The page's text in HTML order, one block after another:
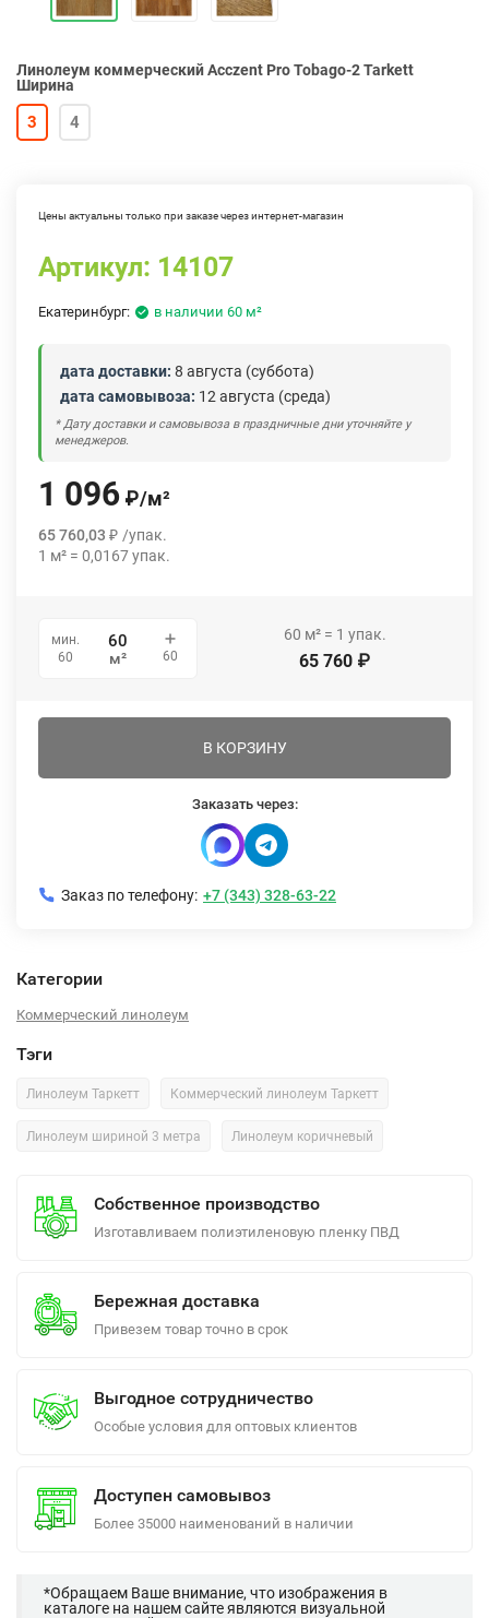
Линолеум коммерческий Acczent Pro Tobago-2 Tarkett
Ширина
3 4
Цены актуальны только при заказе через интернет-магазин
Артикул: 14107
Екатеринбург: в наличии 60 м²
дата доставки: 8 августа (суббота)
дата самовывоза: 12 августа (среда)
* Дату доставки и самовывоза в праздничные дни уточняйте у
менеджеров.
1 096 ₽/м²
65 760,03 ₽ /упак.
1 м² = 0,0167упак.
мин.
60
м² 60
60 м² = 1 упак.
65 760 ₽
В КОРЗИНУ
Заказать через:
Заказ по телефону: +7 (343) 328-63-22
Категории
Коммерческий линолеум
Тэги
Линолеум Таркетт Коммерческий линолеум Таркетт
Линолеум шириной 3 метра Линолеум коричневый
Собственное производство
Изготавливаем полиэтиленовую пленку ПВД
Бережная доставка
Привезем товар точно в срок
Выгодное сотрудничество
Особые условия для оптовых клиентов
Доступен самовывоз
Более 35000 наименований в наличии
*Обращаем Ваше внимание, что изображения в
каталоге на нашем сайте являются визуальной